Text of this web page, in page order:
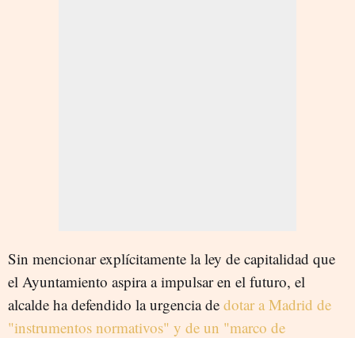
Sin mencionar explícitamente la ley de capitalidad que
el Ayuntamiento aspira a impulsar en el futuro, el
alcalde ha defendido la urgencia de dotar a Madrid de
"instrumentos normativos" y de un "marco de